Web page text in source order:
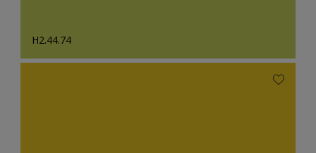
H2.44.74